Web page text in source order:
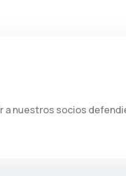
a nuestros socios